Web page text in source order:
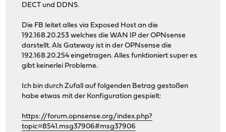
DECT und DDNS.
Die FB leitet alles via Exposed Host an die
192.168.20.253 welches die WAN IP der OPNsense
darstellt. Als Gateway ist in der OPNsense die
192.168.20.254 eingetragen. Alles funktioniert super es
gibt keinerlei Probleme.
Ich bin durch Zufall auf folgenden Betrag gestoßen
habe etwas mit der Konfiguration gespielt:
https://forum.opnsense.org/index.php?
topic=8541.msg37906#msg37906